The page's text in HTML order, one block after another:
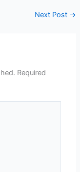
Next Post →
Required